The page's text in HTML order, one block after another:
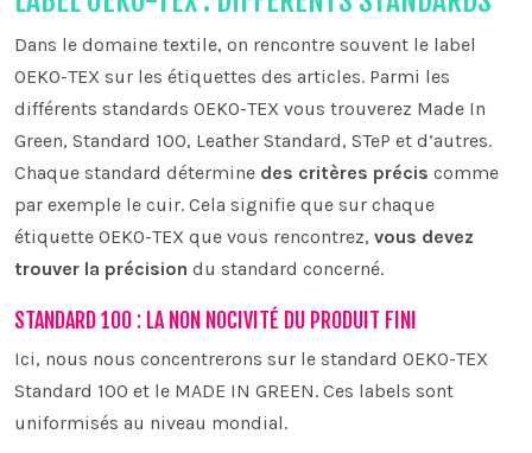
Dans le domaine textile, on rencontre souvent le label
OEKO-TEX sur les étiquettes des articles. Parmi les
différents standards OEKO-TEX vous trouverez Made In
Green, Standard 100, Leather Standard, STeP et d’autres.
Chaque standard détermine des critères précis comme
par exemple le cuir. Cela signifie que sur chaque
étiquette OEKO-TEX que vous rencontrez, vous devez
trouver la précision du standard concerné.
STANDARD 100 : LA NON NOCIVITÉ DU PRODUIT FINI
Ici, nous nous concentrerons sur le standard OEKO-TEX
Standard 100 et le MADE IN GREEN. Ces labels sont
uniformisés au niveau mondial.